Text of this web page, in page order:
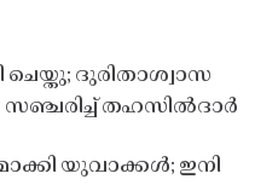
ദുരിതാശ്വാസ
സഞ്ചരിച്ച് തഹസിൽദാർ
യുവാക്കൾ; ഇനി